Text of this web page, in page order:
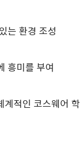
는 환경 조성
흥미를 부여
계적인 코스웨어 학